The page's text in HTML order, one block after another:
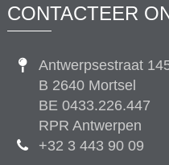
CONTACTEER
Antwerpsestraat
B 2640 Mortsel
BE 0433.226.447
RPR Antwerpen
+32 3 443 90 09